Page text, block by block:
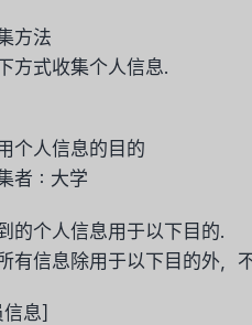
方法
方式收集个人信息.
个人信息的目的
者：大学
的个人信息用于以下目的.
有信息除用于以下目的外，
息］